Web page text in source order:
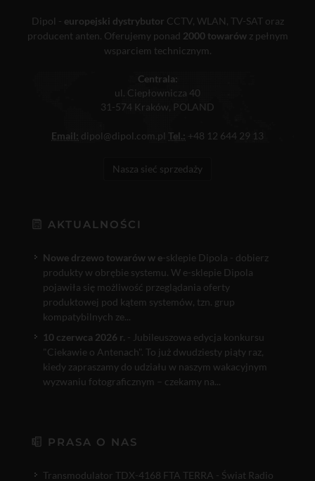
Dipol - europejski dystrybutor CCTV, WLAN, TV-SAT oraz
producent anten. Oferujemy ponad 2000 towarówz pełnym
wsparciem technicznym.
Centrala:
ul. Ciepłownicza 40
31-574 Kraków, POLAND
Email: dipol@dipol.com.pl Tel.: +48 12 644 29 13
Nasza sieć sprzedaży
AKTUALNOŚCI
Nowe drzewo towarów w e-sklepie Dipola - dobierz
produkty w obrębie systemu. W e-sklepie Dipola
pojawiła się możliwość przeglądania oferty
produktowej pod kątem systemów, tzn. grup
kompatybilnych ze...
10 czerwca 2026 r. - Jubileuszowa edycja konkursu
"Ciekawie o Antenach". To już dwudziesty piąty raz,
kiedy zapraszamy do udziału w naszym wakacyjnym
wyzwaniu fotograficznym – czekamy na...
PRASA O NAS
Transmodulator TDX-4168 FTA TERRA - Świat Radio